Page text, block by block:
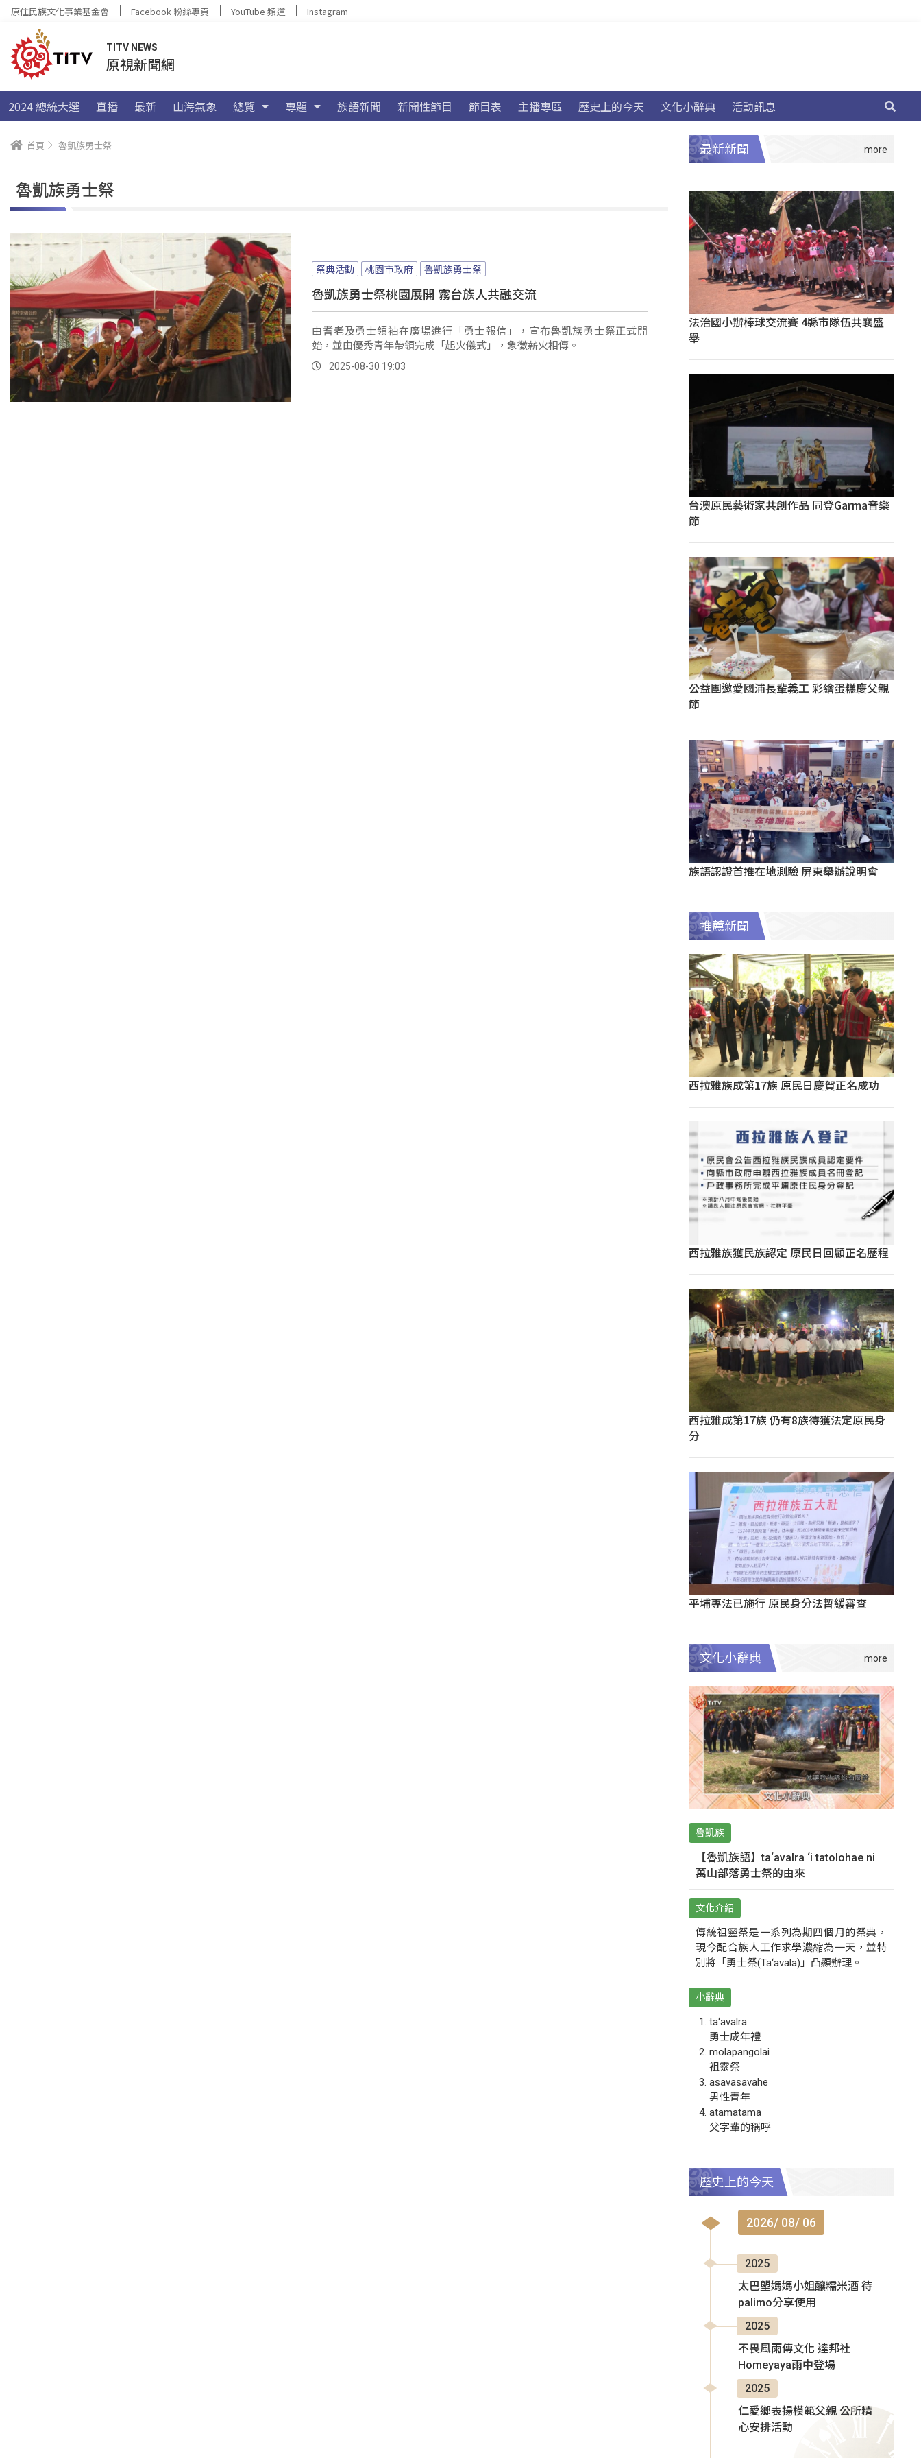
原住民族文化事業基金會 Facebook 粉絲專頁 YouTube 頻道 Instagram
TITV NEWS
原視新聞網
2024 總統大選 直播 最新 山海氣象 總覽 專題 族語新聞 新聞性節目 節目表 主播專區 歷史上的今天 文化小辭典 活動訊息
首頁 魯凱族勇士祭
魯凱族勇士祭
祭典活動 桃園市政府 魯凱族勇士祭
魯凱族勇士祭桃園展開 霧台族人共融交流
由耆老及勇士領袖在廣場進行「勇士報信」，宣布魯凱族勇士祭正式開
始，並由優秀青年帶領完成「起火儀式」，象徵薪火相傳。
2025-08-30 19:03
最新新聞
法治國小辦棒球交流賽 4縣市隊伍共襄盛
舉
台澳原民藝術家共創作品 同登Garma音樂
節
公益團邀愛國浦長輩義工 彩繪蛋糕慶父親
節
族語認證首推在地測驗 屏東舉辦說明會
推薦新聞
西拉雅族成第17族 原民日慶賀正名成功
西拉雅族獲民族認定 原民日回顧正名歷程
西拉雅成第17族 仍有8族待獲法定原民身
分
平埔專法已施行 原民身分法暫緩審查
文化小辭典
魯凱族
【魯凱族語】ta‘avalra ‘i tatolohae ni｜
萬山部落勇士祭的由來
文化介紹
傳統祖靈祭是一系列為期四個月的祭典，
現今配合族人工作求學濃縮為一天，並特
別將「勇士祭(Ta‘avala)」凸顯辦理。
小辭典
ta‘avalra
勇士成年禮
molapangolai
祖靈祭
asavasavahe
男性青年
atamatama
父字輩的稱呼
歷史上的今天
2026/ 08/ 06
2025
太巴塱媽媽小姐釀糯米酒 待
palimo分享使用
2025
不畏風雨傳文化 達邦社
Homeyaya雨中登場
2025
仁愛鄉表揚模範父親 公所精
心安排活動